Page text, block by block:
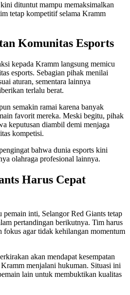
dituntut mampu memaksimalkan
tetap kompetitif selama Kramm
Komunitas Esports
kepada Kramm langsung memicu
esports. Sebagian pihak menilai
aturan, sementara lainnya
terlalu berat.
semakin ramai karena banyak
favorit mereka. Meski begitu, pihak
keputusan diambil demi menjaga
kompetisi.
bahwa dunia esports kini
olahraga profesional lainnya.
Harus Cepat
pemain inti, Selangor Red Giants tetap
pertandingan berikutnya. Tim harus
fokus agar tidak kehilangan momentum
akan mendapat kesempatan
menjalani hukuman. Situasi ini
lain untuk membuktikan kualitas